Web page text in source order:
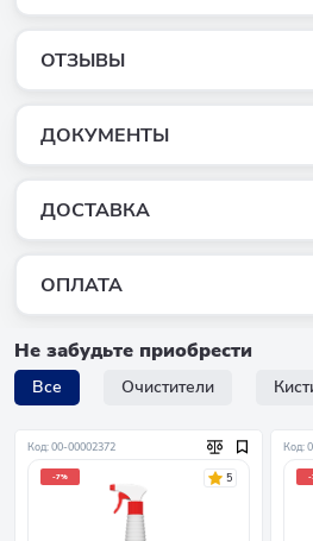
ОТЗЫВЫ
ДОКУМЕНТЫ
ДОСТАВКА
ОПЛАТА
Не забудьте приобрести
Все Очистители
Код: 00-00002372
-7% 5
Код:
-